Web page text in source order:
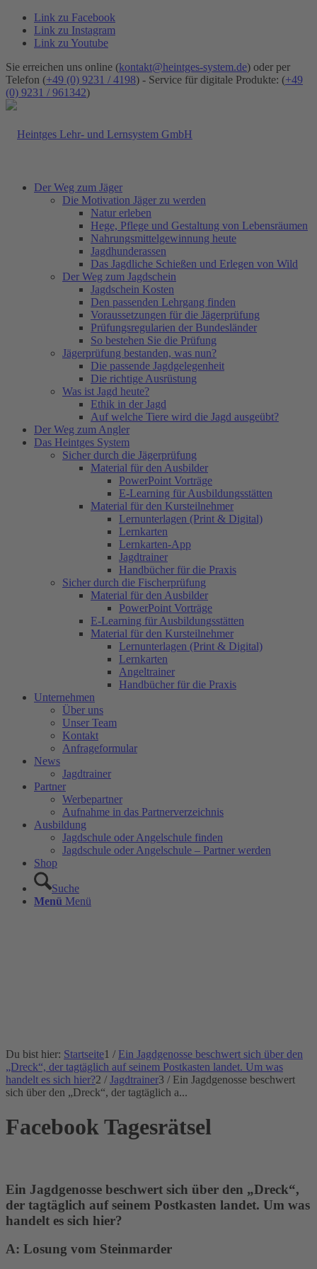
Link zu Facebook
Link zu Instagram
Link zu Youtube
Sie erreichen uns online (kontakt@heintges-system.de) oder per
Telefon (+49 (0) 9231 / 4198) - Service für digitale Produkte: (+49
(0) 9231 / 961342)
Der Weg zum Jäger
Die Motivation Jäger zu werden
Natur erleben
Hege, Pflege und Gestaltung von Lebensräumen
Nahrungsmittelgewinnung heute
Jagdhunderassen
Das Jagdliche Schießen und Erlegen von Wild
Der Weg zum Jagdschein
Jagdschein Kosten
Den passenden Lehrgang finden
Voraussetzungen für die Jägerprüfung
Prüfungsregularien der Bundesländer
So bestehen Sie die Prüfung
Jägerprüfung bestanden, was nun?
Die passende Jagdgelegenheit
Die richtige Ausrüstung
Was ist Jagd heute?
Ethik in der Jagd
Auf welche Tiere wird die Jagd ausgeübt?
Der Weg zum Angler
Das Heintges System
Sicher durch die Jägerprüfung
Material für den Ausbilder
PowerPoint Vorträge
E-Learning für Ausbildungsstätten
Material für den Kursteilnehmer
Lernunterlagen (Print & Digital)
Lernkarten
Lernkarten-App
Jagdtrainer
Handbücher für die Praxis
Sicher durch die Fischerprüfung
Material für den Ausbilder
PowerPoint Vorträge
E-Learning für Ausbildungsstätten
Material für den Kursteilnehmer
Lernunterlagen (Print & Digital)
Lernkarten
Angeltrainer
Handbücher für die Praxis
Unternehmen
Über uns
Unser Team
Kontakt
Anfrageformular
News
Jagdtrainer
Partner
Werbepartner
Aufnahme in das Partnerverzeichnis
Ausbildung
Jagdschule oder Angelschule finden
Jagdschule oder Angelschule – Partner werden
Shop
Suche
Menü Menü
Du bist hier: Startseite1 / Ein Jagdgenosse beschwert sich über den
„Dreck“, der tagtäglich auf seinem Postkasten landet. Um was
handelt es sich hier?2 / Jagdtrainer3 / Ein Jagdgenosse beschwert
sich über den „Dreck“, der tagtäglich a...
Facebook Tagesrätsel
Ein Jagdgenosse beschwert sich über den „Dreck“,
der tagtäglich auf seinem Postkasten landet. Um was
handelt es sich hier?
A: Losung vom Steinmarder